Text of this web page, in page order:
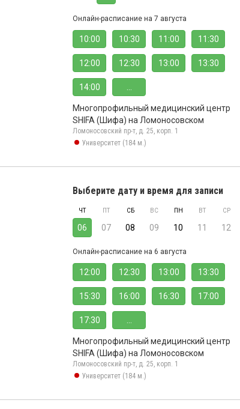
Онлайн-расписание на 7 августа
10:00 10:30 11:00 11:30
12:00 12:30 13:00 13:30
14:00
Многопрофильный медицинский центр
SHIFA (Шифа) на Ломоносовском
Ломоносовский пр-т, д. 25, корп. 1
Университет (184 м.)
Выберите дату и время для записи
ЧТ
06
ПТ
07
СБ
08
ВС
09
ПН
10
ВТ
11
СР
12
Онлайн-расписание на 6 августа
12:00 12:30 13:00 13:30
15:30 16:00 16:30 17:00
17:30
Многопрофильный медицинский центр
SHIFA (Шифа) на Ломоносовском
Ломоносовский пр-т, д. 25, корп. 1
Университет (184 м.)